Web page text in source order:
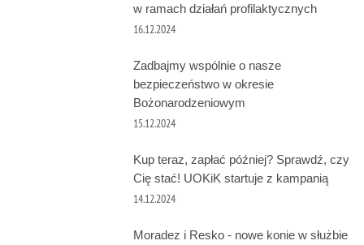
w ramach działań profilaktycznych
16.12.2024
Zadbajmy wspólnie o nasze
bezpieczeństwo w okresie
Bożonarodzeniowym
15.12.2024
Kup teraz, zapłać później? Sprawdź, czy
Cię stać! UOKiK startuje z kampanią
14.12.2024
Moradez i Resko - nowe konie w służbie